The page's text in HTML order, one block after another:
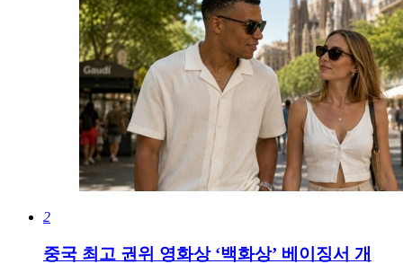
2
중국 최고 권위 영화상 ‘백화상’ 베이징서 개